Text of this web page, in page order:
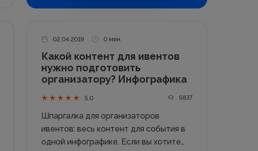
02.04.2019 0 мин.
Какой контент для ивентов
нужно подготовить
организатору? Инфографика
5.0 5837
Шпаргалка для организаторов
ивентов: весь контент для события в
одной инфографике. Если вы хотите